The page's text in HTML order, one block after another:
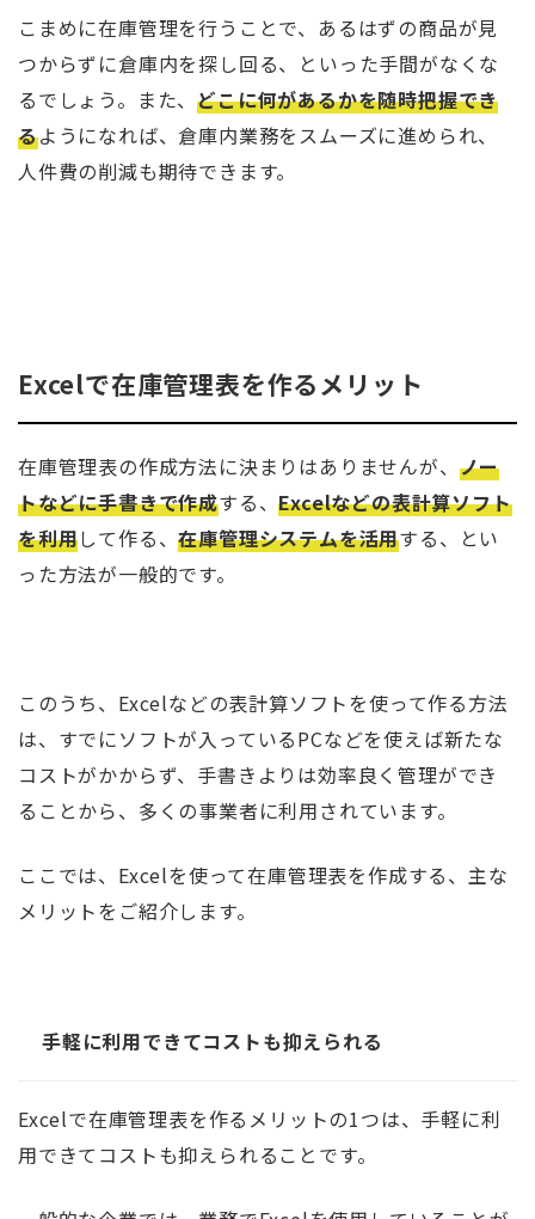
こまめに在庫管理を行うことで、あるはずの商品が見
つからずに倉庫内を探し回る、といった手間がなくな
るでしょう。また、どこに何があるかを随時把握でき
るようになれば、倉庫内業務をスムーズに進められ、
人件費の削減も期待できます。
Excelで在庫管理表を作るメリット
在庫管理表の作成方法に決まりはありませんが、 ノー
トなどに手書きで作成する、Excelなどの表計算ソフト
を利用して作る、在庫管理システムを活用する、とい
った方法が一般的です。
このうち、Excelなどの表計算ソフトを使って作る方法
は、すでにソフトが入っているPCなどを使えば新たな
コストがかからず、手書きよりは効率良く管理ができ
ることから、多くの事業者に利用されています。
ここでは、Excelを使って在庫管理表を作成する、主な
メリットをご紹介します。
手軽に利用できてコストも抑えられる
Excelで在庫管理表を作るメリットの1つは、手軽に利
用できてコストも抑えられることです。